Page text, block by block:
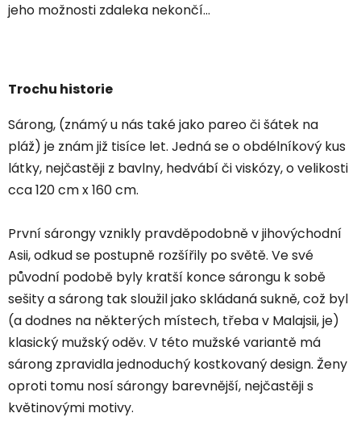
jeho možnosti zdaleka nekončí…
Trochu historie
Sárong, (známý u nás také jako pareo či šátek na
pláž) je znám již tisíce let. Jedná se o obdélníkový kus
látky, nejčastěji z bavlny, hedvábí či viskózy, o velikosti
cca 120 cm x 160 cm.
První sárongy vznikly pravděpodobně v jihovýchodní
Asii, odkud se postupně rozšířily po světě. Ve své
původní podobě byly kratší konce sárongu k sobě
sešity a sárong tak sloužil jako skládaná sukně, což byl
(a dodnes na některých místech, třeba v Malajsii, je)
klasický mužský oděv. V této mužské variantě má
sárong zpravidla jednoduchý kostkovaný design. Ženy
oproti tomu nosí sárongy barevnější, nejčastěji s
květinovými motivy.